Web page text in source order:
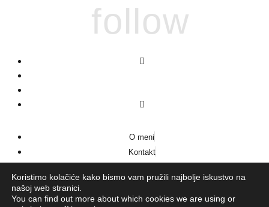
follow
O meni
Kontakt
Koristimo kolačiće kako bismo vam pružili najbolje iskustvo na
našoj web stranici.
You can find out more about which cookies we are using or